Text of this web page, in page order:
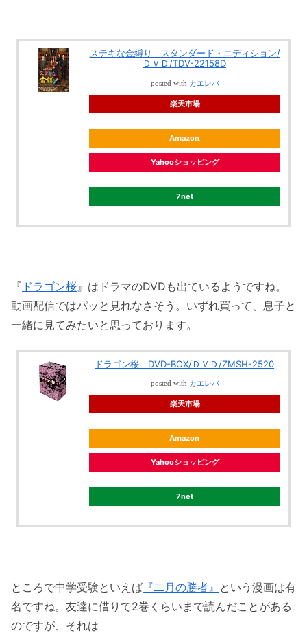
ステキな金縛り スタンダード・エディション/
ＤＶＤ/TDV-22158D
posted with カエレバ
楽天市場
Amazon
Yahooショッピング
7net
『 ドラゴン桜』はドラマのDVDも出ているようですね。
動画配信ではパッと見れなさそう。いずれ買って、息子と
一緒に見てみたいと思っております。
ドラゴン桜 DVD-BOX/ＤＶＤ/ZMSH-2520
posted with カエレバ
楽天市場
Amazon
Yahooショッピング
7net
ところで中学受験といえば 『二月の勝者』 という漫画は有
名ですね。友達に借りて2巻くらいまで読んだことがある
のですが、それは